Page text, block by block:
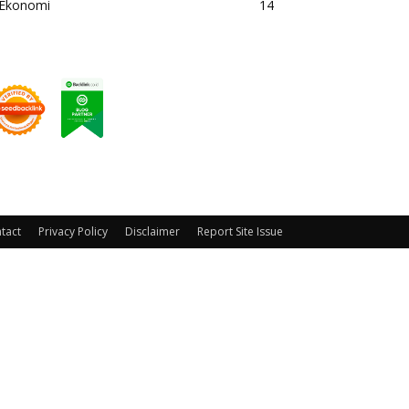
Ekonomi
14
Privacy Policy Disclaimer Report Site Issue